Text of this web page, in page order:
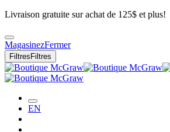
Livraison gratuite sur achat de 125$ et plus!
MagasinezFermer
Filtres Filtres
EN